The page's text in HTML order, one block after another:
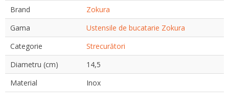
Brand
Zokura
Gama
Ustensile de bucatarie Zokura
Categorie
Strecurători
Diametru (cm)
14,5
Material
Inox